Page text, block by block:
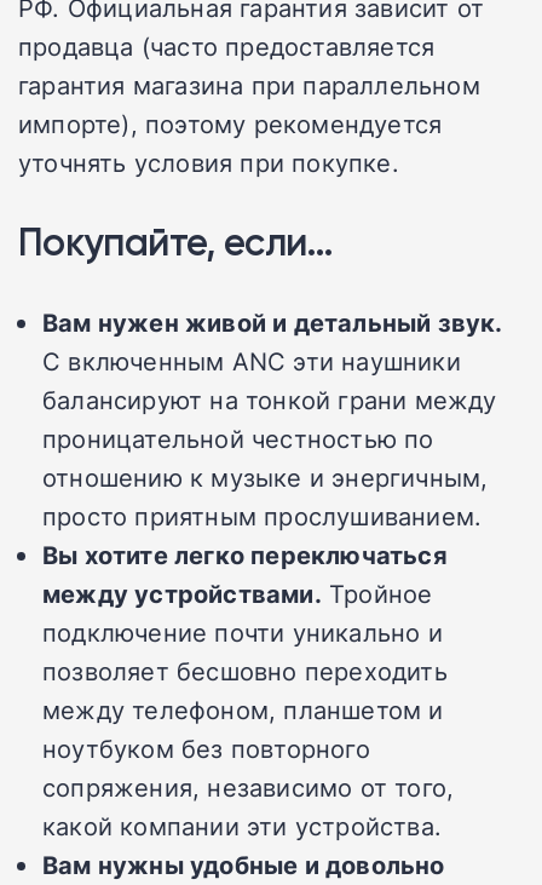
РФ. Официальная гарантия зависит от
продавца (часто предоставляется
гарантия магазина при параллельном
импорте), поэтому рекомендуется
уточнять условия при покупке.
Покупайте, если…
Вам нужен живой и детальный звук.
С включенным ANC эти наушники
балансируют на тонкой грани между
проницательной честностью по
отношению к музыке и энергичным,
просто приятным прослушиванием.
Вы хотите легко переключаться
между устройствами. Тройное
подключение почти уникально и
позволяет бесшовно переходить
между телефоном, планшетом и
ноутбуком без повторного
сопряжения, независимо от того,
какой компании эти устройства.
Вам нужны удобные и довольно